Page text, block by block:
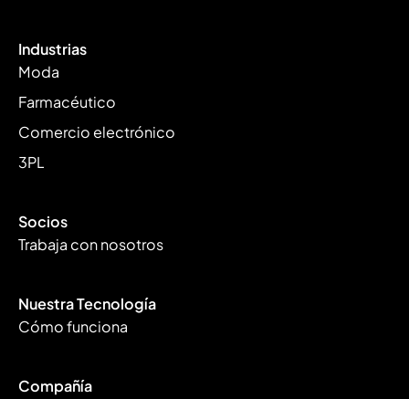
Industrias
Moda
Farmacéutico
Comercio electrónico
3PL
Socios
Trabaja con nosotros
Nuestra Tecnología
Cómo funciona
Compañía